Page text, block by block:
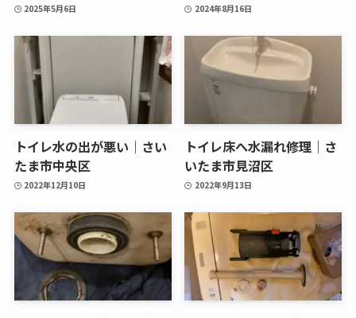
2025年5月6日 2024年8月16日
トイレ水の出が悪い｜さい
たま市中央区
2022年12月10日
トイレ床へ水漏れ修理｜さ
いたま市見沼区
2022年9月13日